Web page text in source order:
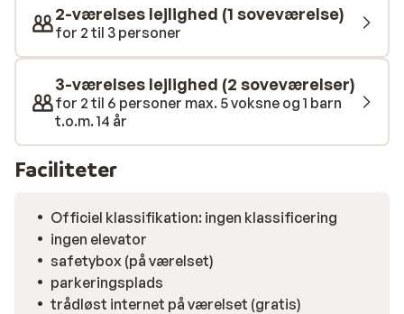
har eget køkken, hvor du kan tilberede feriens måltider.
Til lejlighederne hører en skøn solterrasse, hvor du kan
nyde solen efter dagens udfoldelser på pisterne. Du
finder pisterne 5 minutters gang fra lejligheder, og
foretrækker du at benytte den lokale skibus, så holder
den blot 100 meter fra Haus Alpen Melody.
2-værelses lejlighed (1 soveværelse)
for 2 til 3 personer
3-værelses lejlighed (2 soveværelser)
for 2 til 6 personer max. 5 voksne og 1 barn
t.o.m. 14 år
Faciliteter
Officiel klassifikation: ingen klassificering
ingen elevator
safetybox (på værelset)
parkeringsplads
trådløst internet på værelset (gratis)